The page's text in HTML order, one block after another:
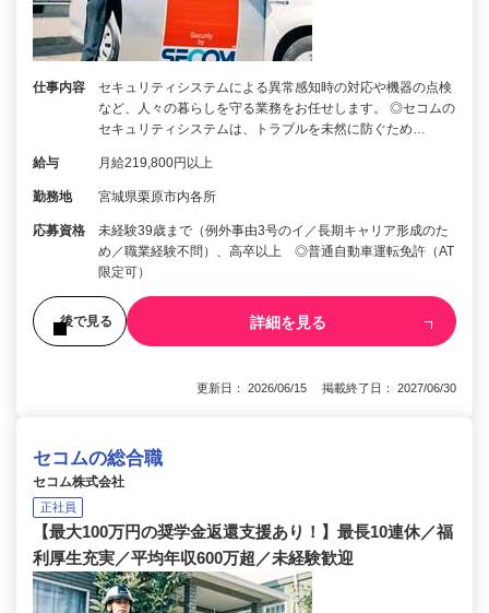
仕事内容
セキュリティシステムによる異常感知時の対応や機器の点検
など、人々の暮らしを守る業務をお任せします。 ◎セコムの
セキュリティシステムは、トラブルを未然に防ぐため…
給与 月給219,800円以上
勤務地 宮城県栗原市内各所
応募資格
未経験39歳まで（例外事由3号のイ／長期キャリア形成のた
め／職業経験不問）、高卒以上 ◎普通自動車運転免許（AT
限定可）
後で見る 詳細を見る
更新日： 2026/06/15 掲載終了日： 2027/06/30
セコムの総合職
セコム株式会社
正社員
【最大100万円の奨学金返還支援あり！】最長10連休／福
利厚生充実／平均年収600万超／未経験歓迎